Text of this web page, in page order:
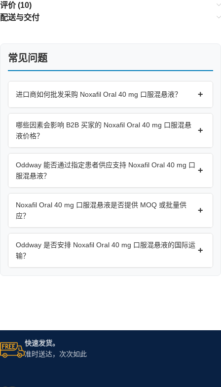
评价 (10)
配送与交付
常见问题
进口商如何批发采购 Noxafil Oral 40 mg 口服混悬液？ +
哪些因素会影响 B2B 买家的 Noxafil Oral 40 mg 口服混悬
液价格？
+
Oddway 能否通过指定患者供应支持 Noxafil Oral 40 mg 口
服混悬液？
+
Noxafil Oral 40 mg 口服混悬液是否提供 MOQ 或批量供
应？
+
Oddway 是否安排 Noxafil Oral 40 mg 口服混悬液的国际运
输？
+
快速发货。
准时送达，次次如此